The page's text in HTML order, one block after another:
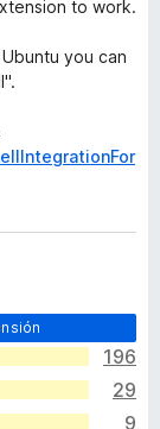
to work.
you can
196
29
9